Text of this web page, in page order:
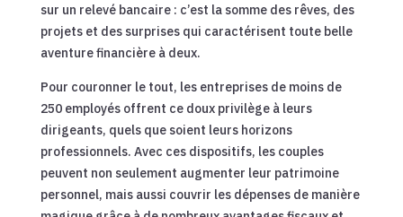
sur un relevé bancaire : c’est la somme des rêves, des
projets et des surprises qui caractérisent toute belle
aventure financière à deux.
Pour couronner le tout, les entreprises de moins de
250 employés offrent ce doux privilège à leurs
dirigeants, quels que soient leurs horizons
professionnels. Avec ces dispositifs, les couples
peuvent non seulement augmenter leur patrimoine
personnel, mais aussi couvrir les dépenses de manière